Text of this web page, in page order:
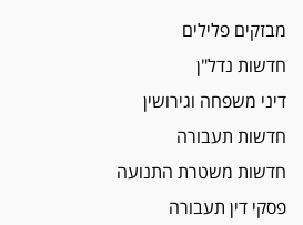
מבזקים פלילים
חדשות נדל"ן
דיני משפחה וגירושין
חדשות תעבורה
חדשות משטרת התנועה
פסקי דין תעבורה